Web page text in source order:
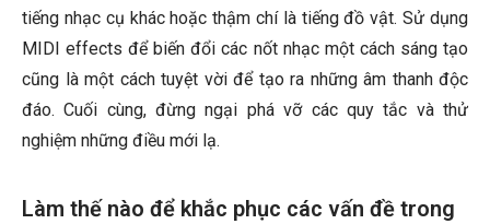
tiếng nhạc cụ khác hoặc thậm chí là tiếng đồ vật. Sử dụng
MIDI effects để biến đổi các nốt nhạc một cách sáng tạo
cũng là một cách tuyệt vời để tạo ra những âm thanh độc
đáo. Cuối cùng, đừng ngại phá vỡ các quy tắc và thử
nghiệm những điều mới lạ.
Làm thế nào để khắc phục các vấn đề trong